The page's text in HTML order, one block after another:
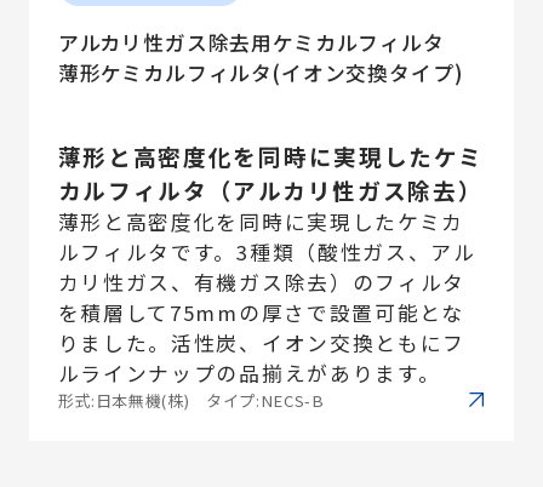
アルカリ性ガス除去用ケミカルフィルタ
薄形ケミカルフィルタ(イオン交換タイプ)
薄形と高密度化を同時に実現したケミ
カルフィルタ（アルカリ性ガス除去）
薄形と高密度化を同時に実現したケミカ
ルフィルタです。3種類（酸性ガス、アル
カリ性ガス、有機ガス除去）のフィルタ
を積層して75mmの厚さで設置可能とな
りました。活性炭、イオン交換ともにフ
ルラインナップの品揃えがあります。
形式:日本無機(株) タイプ:NECS-B